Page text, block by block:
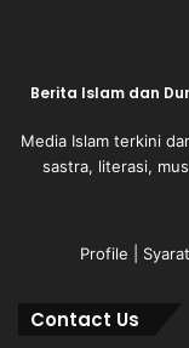
Berita Islam dan
Media Islam terkini
sastra, literasi,
Profile
Contact Us